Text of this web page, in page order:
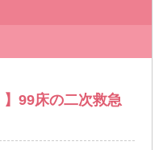
】99床の二次救急